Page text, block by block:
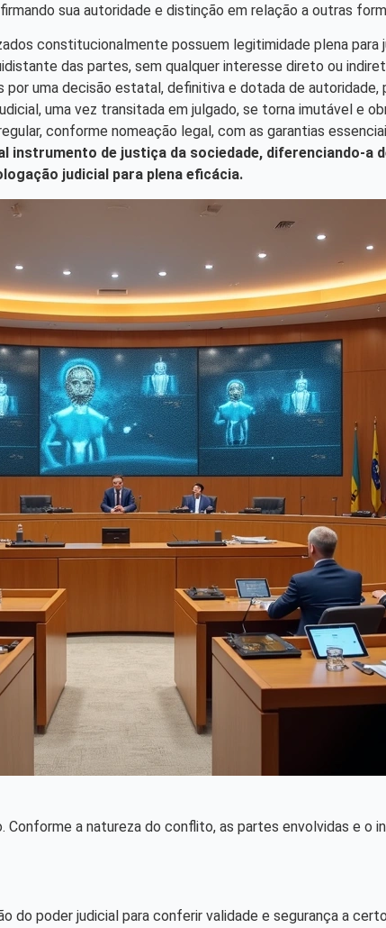
sua autoridade e distinção em relação a outras
constitucionalmente possuem legitimidade plena para
das partes, sem qualquer interesse direto ou
por uma decisão estatal, definitiva e dotada de autoridade,
uma vez transitada em julgado, se torna imutável e
conforme nomeação legal, com as garantias
instrumento de justiça da sociedade, diferenciando-a
judicial para plena eficácia.
Conforme a natureza do conflito, as partes envolvidas e
do poder judicial para conferir validade e segurança a